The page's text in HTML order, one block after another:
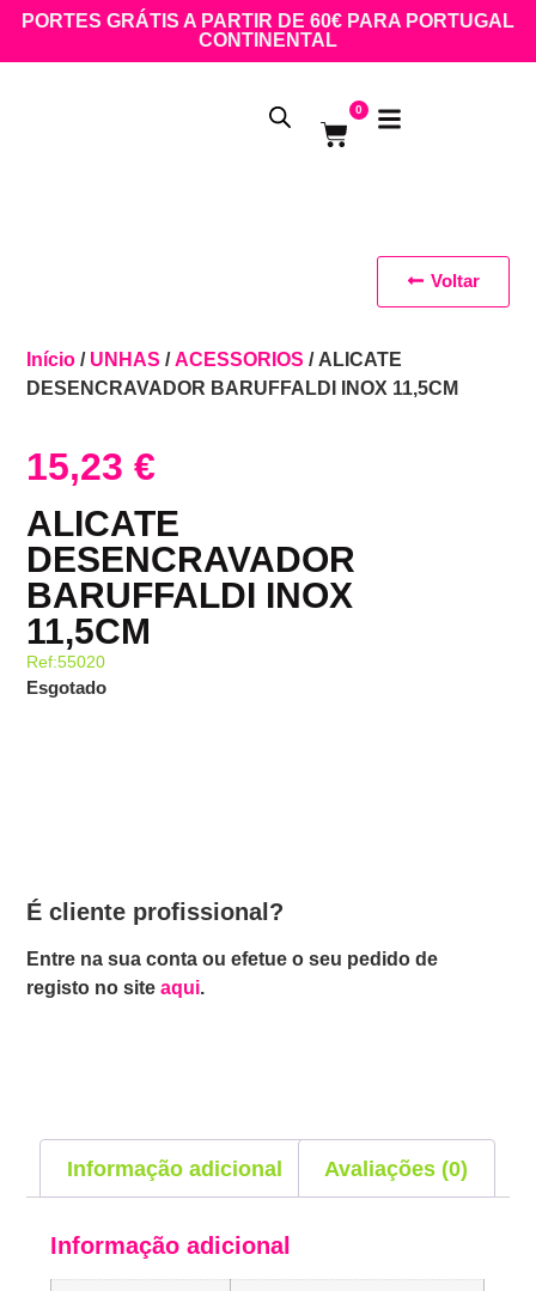
PORTES GRÁTIS A PARTIR DE 60€ PARA PORTUGAL
CONTINENTAL
0
Início / UNHAS /ACESSORIOS / ALICATE
DESENCRAVADOR BARUFFALDI INOX 11,5CM
15,23€
ALICATE
DESENCRAVADOR
BARUFFALDI INOX
11,5CM
Ref:55020
Esgotado
É cliente profissional?
Entre na sua conta ou efetue o seu pedido de
registo no siteaqui.
Voltar
Informação adicional Avaliações (0)
Informação adicional